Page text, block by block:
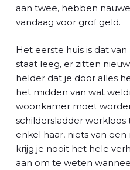
aan twee, hebben
vandaag voor grof geld.
Het eerste huis is dat
staat leeg, er zitten
helder dat je door alles
het midden van wat
woonkamer moet
schildersladder
enkel haar, niets van
krijg je nooit het hele
aan om te weten